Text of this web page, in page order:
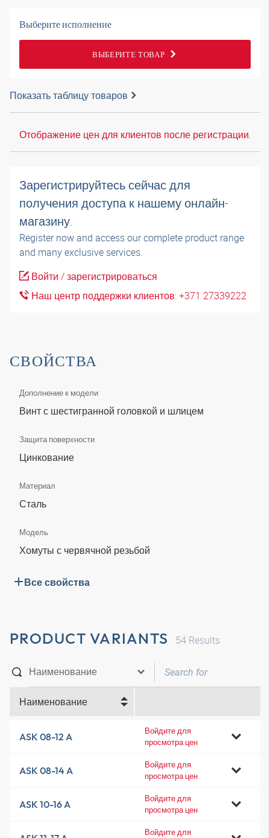
Выберите исполнение
ВЫБЕРИТЕ ТОВАР
Показать таблицу товаров
Отображение цен для клиентов после регистрации.
Зарегистрируйтесь сейчас для
получения доступа к нашему онлайн-
магазину.
Register now and access our complete product range
and many exclusive services.
Войти / зарегистрироваться
Наш центр поддержки клиентов: +371 27339222
СВОЙСТВА
Дополнение к модели
Винт с шестигранной головкой и шлицем
Защита поверхности
Цинкование
Материал
Сталь
Модель
Хомуты с червячной резьбой
Все свойства
PRODUCT VARIANTS 54 Results
Наименование
ASK 08-12 A
Войдите для
просмотра цен
ASK 08-14 A
Войдите для
просмотра цен
ASK 10-16 A
Войдите для
просмотра цен
Войдите для